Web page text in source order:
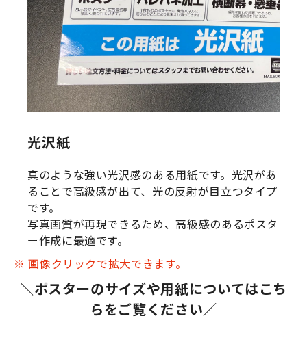
光沢紙
真のような強い光沢感のある用紙です。光沢があ
ることで高級感が出て、光の反射が目立つタイプ
です。
写真画質が再現できるため、高級感のあるポスタ
ー作成に最適です。
※ 画像クリックで拡大できます。
＼ポスターのサイズや用紙についてはこち
らをご覧ください／